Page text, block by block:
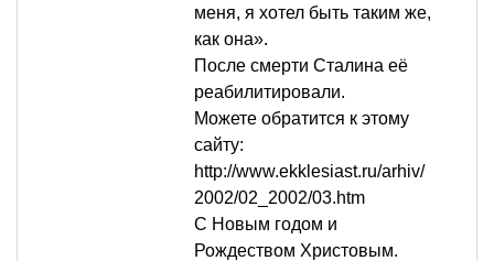
меня, я хотел быть таким же,
как она».
После смерти Сталина её
реабилитировали.
Можете обратится к этому
сайту:
http://www.ekklesiast.ru/arhiv/
2002/02_2002/03.htm
С Новым годом и
Рождеством Христовым.